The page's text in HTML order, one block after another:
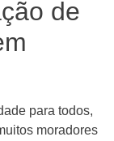
de
para todos,
moradores